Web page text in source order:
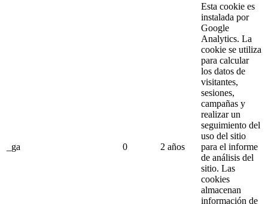
_ga 0 2 años
Esta cookie es
instalada por
Google
Analytics. La
cookie se utiliza
para calcular
los datos de
visitantes,
sesiones,
campañas y
realizar un
seguimiento del
uso del sitio
para el informe
de análisis del
sitio. Las
cookies
almacenan
información de